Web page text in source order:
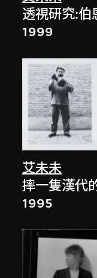
透視研究:伯
1999
艾未未
摔一隻漢代
1995